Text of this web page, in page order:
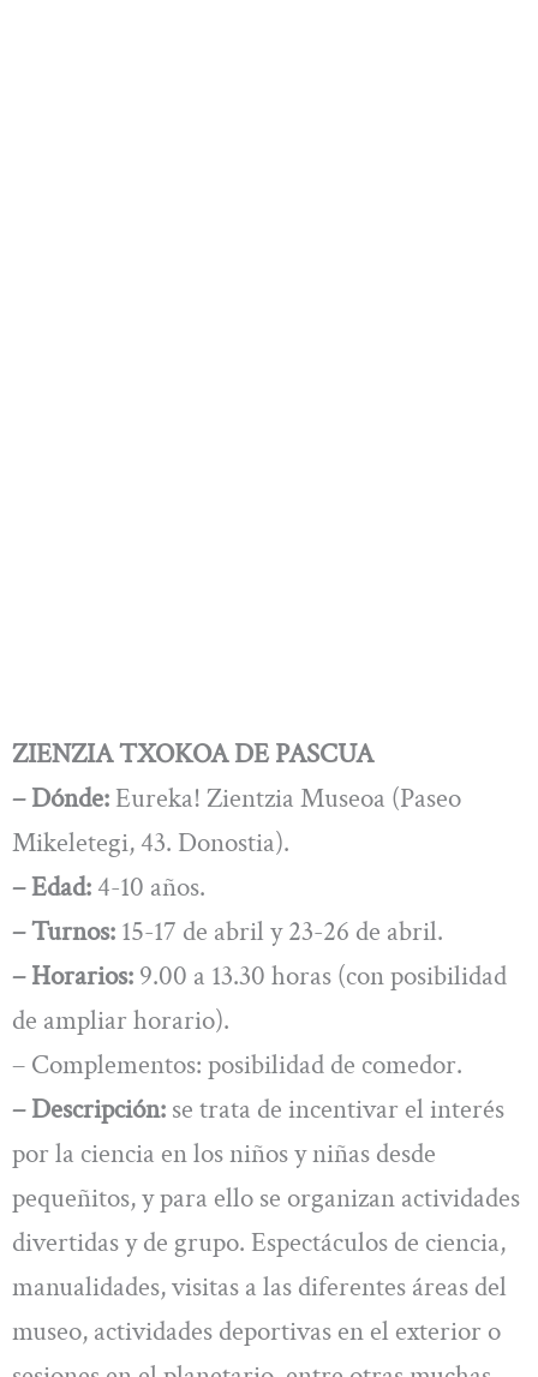
ZIENZIA TXOKOA DE PASCUA
– Dónde:Eureka! Zientzia Museoa (Paseo
Mikeletegi, 43. Donostia).
– Edad: 4-10 años.
– Turnos: 15-17 de abril y 23-26 de abril.
– Horarios: 9.00 a 13.30 horas (con posibilidad
de ampliar horario).
– Complementos: posibilidad de comedor.
– Descripción: se trata de incentivar el interés
por la ciencia en los niños y niñas desde
pequeñitos, y para ello se organizan actividades
divertidas y de grupo. Espectáculos de ciencia,
manualidades, visitas a las diferentes áreas del
museo, actividades deportivas en el exterior o